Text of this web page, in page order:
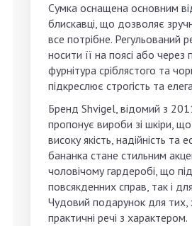
Сумка оснащена основним
блискавці, що дозволяє
все потрібне. Регульований
носити її на поясі або
фурнітура сріблястого та
підкреслює строгість та
Бренд Shvigel, відомий з
пропонує вироби зі шкіри,
високу якість, надійність та
бананка стане стильним
чоловічому гардеробі, що
повсякденних справ, так і
Чудовий подарунок для тих,
практичні речі з характером.